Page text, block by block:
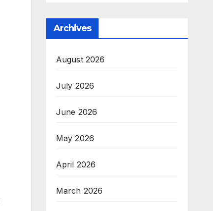
Archives
August 2026
July 2026
June 2026
May 2026
April 2026
March 2026